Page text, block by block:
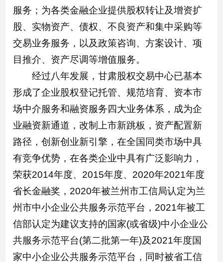
服务；为各类金融企业提供股权转让及增资扩
股、实物资产、债权、不良资产和集中采购等
交易业务服务，以及政策咨询、方案设计、项
目推介、资产尽调等增值服务。
经过八年发展，甘肃股权交易中心已基本
形成了企业股权登记托管、规范培育、资本市
场中介服务和融资服务四大业务体系，成为企
业融资新通道，改制上市新跳板，资产配置新
路径，创新创业新引擎，在全国同类市场中具
有竞争优势，在各类企业中具有广泛影响力，
荣获2014年度、2015年度、2020年2021年度
省长金融奖，2020年被兰州市工信局认定为兰
州市中小企业公共服务示范平台，2021年被工
信部认定为建议支持的国家(或省级)中小企业公
共服务示范平台(第二批第一年)及2021年度国
家中小企业公共服务示范平台，同时被省工信